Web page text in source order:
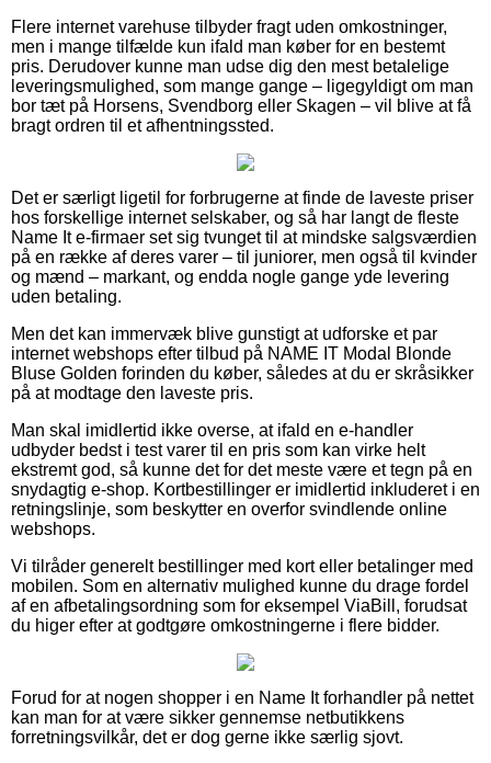
Flere internet varehuse tilbyder fragt uden omkostninger,
men i mange tilfælde kun ifald man køber for en bestemt
pris. Derudover kunne man udse dig den mest betalelige
leveringsmulighed, som mange gange – ligegyldigt om man
bor tæt på Horsens, Svendborg eller Skagen – vil blive at få
bragt ordren til et afhentningssted.
Det er særligt ligetil for forbrugerne at finde de laveste priser
hos forskellige internet selskaber, og så har langt de fleste
Name It e-firmaer set sig tvunget til at mindske salgsværdien
på en række af deres varer – til juniorer, men også til kvinder
og mænd – markant, og endda nogle gange yde levering
uden betaling.
Men det kan immervæk blive gunstigt at udforske et par
internet webshops efter tilbud på NAME IT Modal Blonde
Bluse Golden forinden du køber, således at du er skråsikker
på at modtage den laveste pris.
Man skal imidlertid ikke overse, at ifald en e-handler
udbyder bedst i test varer til en pris som kan virke helt
ekstremt god, så kunne det for det meste være et tegn på en
snydagtig e-shop. Kortbestillinger er imidlertid inkluderet i en
retningslinje, som beskytter en overfor svindlende online
webshops.
Vi tilråder generelt bestillinger med kort eller betalinger med
mobilen. Som en alternativ mulighed kunne du drage fordel
af en afbetalingsordning som for eksempel ViaBill, forudsat
du higer efter at godtgøre omkostningerne i flere bidder.
Forud for at nogen shopper i en Name It forhandler på nettet
kan man for at være sikker gennemse netbutikkens
forretningsvilkår, det er dog gerne ikke særlig sjovt.